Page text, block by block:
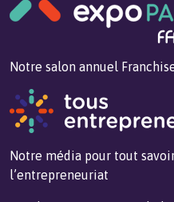
Notre salon annuel
Notre média pour tout
l’entrepreneuriat